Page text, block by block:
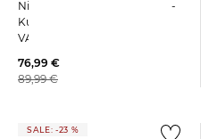
Nike | Fußballschuhe Rasen-
Kunstrasen MERCURIAL
VAPOR 17 ACADEMY
76,99 €
89,99 €
SALE: -23 %